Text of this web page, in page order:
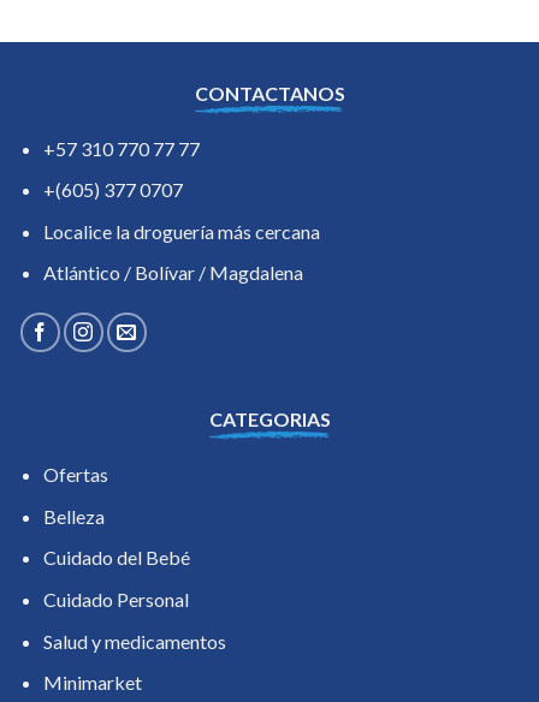
CONTACTANOS
+57 310 770 77 77
+(605) 377 0707
Localice la droguería más cercana
Atlántico / Bolívar / Magdalena
CATEGORIAS
Ofertas
Belleza
Cuidado del Bebé
Cuidado Personal
Salud y medicamentos
Minimarket